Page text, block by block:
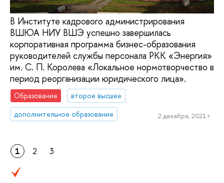
В Институте кадрового администрирования
ВШЮА НИУ ВШЭ успешно завершилась
корпоративная программа бизнес-образования
руководителей службы персонала РКК «Энергия»
им. С. П. Королева «Локальное нормотворчество в
период реорганизации юридического лица».
Образование
второе высшее
дополнительное образование
2 декабря, 2021 г.
1 2 3